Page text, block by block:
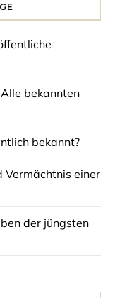
bekannten
bekannt?
Vermächtnis einer
der jüngsten